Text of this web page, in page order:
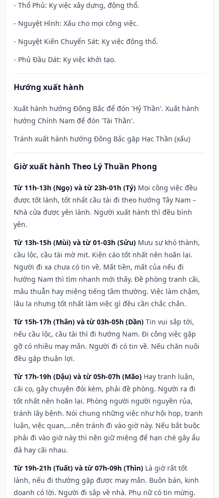
- Thổ Phủ: Kỵ việc xây dựng, động thổ.
- Nguyệt Hình: Xấu cho mọi công việc.
- Nguyệt Kiến Chuyển Sát: Kỵ việc động thổ.
- Phủ Đầu Dát: Kỵ việc khởi tạo.
Hướng xuất hành
Xuất hành hướng Đông Bắc để đón 'Hỷ Thần'. Xuất hành
hướng Chính Nam để đón 'Tài Thần'.
Tránh xuất hành hướng Đông Bắc gặp Hạc Thần (xấu)
Giờ xuất hành Theo Lý Thuần Phong
Từ 11h-13h (Ngọ) và từ 23h-01h (Tý) Mọi công việc đều
được tốt lành, tốt nhất cầu tài đi theo hướng Tây Nam –
Nhà cửa được yên lành. Người xuất hành thì đều bình
yên.
Từ 13h-15h (Mùi) và từ 01-03h (Sửu) Mưu sự khó thành,
cầu lộc, cầu tài mờ mịt. Kiện cáo tốt nhất nên hoãn lại.
Người đi xa chưa có tin về. Mất tiền, mất của nếu đi
hướng Nam thì tìm nhanh mới thấy. Đề phòng tranh cãi,
mâu thuẫn hay miệng tiếng tầm thường. Việc làm chậm,
lâu la nhưng tốt nhất làm việc gì đều cần chắc chắn.
Từ 15h-17h (Thân) và từ 03h-05h (Dần) Tin vui sắp tới,
nếu cầu lộc, cầu tài thì đi hướng Nam. Đi công việc gặp
gỡ có nhiều may mắn. Người đi có tin về. Nếu chăn nuôi
đều gặp thuận lợi.
Từ 17h-19h (Dậu) và từ 05h-07h (Mão) Hay tranh luận,
cãi cọ, gây chuyện đói kém, phải đề phòng. Người ra đi
tốt nhất nên hoãn lại. Phòng người người nguyền rủa,
tránh lây bệnh. Nói chung những việc như hội họp, tranh
luận, việc quan,…nên tránh đi vào giờ này. Nếu bắt buộc
phải đi vào giờ này thì nên giữ miệng để hạn ché gây ẩu
đả hay cãi nhau.
Từ 19h-21h (Tuất) và từ 07h-09h (Thìn) Là giờ rất tốt
lành, nếu đi thường gặp được may mắn. Buôn bán, kinh
doanh có lời. Người đi sắp về nhà. Phụ nữ có tin mừng.